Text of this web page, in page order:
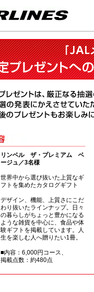
リンベル ザ・プレミアム ベ
ージュ／3名様
世界中から選び抜いた上質なギ
フトを集めたカタログギフト
デザイン、機能、上質さにこだ
わり抜いたラインナップ。日々
の暮らしがちょっと豊かになる
ような雑貨を中心に、食品や体
験ギフトを掲載しています。人
生を楽しむ人へ贈りたい1冊。
■内容：6,000円コース、
掲載点数：約480点